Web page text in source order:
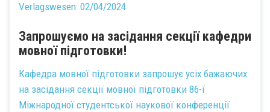
Verlagswesen: 02/04/2024
Запрошуємо на засідання секції кафедри
мовної підготовки!
Кафедра мовної підготовки запрошує усіх бажаючих
на засідання секції мовної підготовки 86-ї
Міжнародної студентської наукової конференції